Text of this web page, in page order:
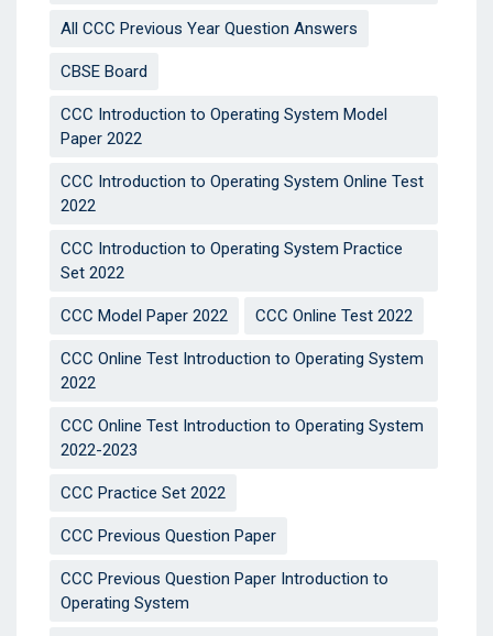
All CCC Previous Year Question Answers
CBSE Board
CCC Introduction to Operating System Model
Paper 2022
CCC Introduction to Operating System Online Test
2022
CCC Introduction to Operating System Practice
Set 2022
CCC Model Paper 2022 CCC Online Test 2022
CCC Online Test Introduction to Operating System
2022
CCC Online Test Introduction to Operating System
2022-2023
CCC Practice Set 2022
CCC Previous Question Paper
CCC Previous Question Paper Introduction to
Operating System